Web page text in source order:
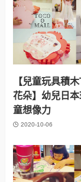
【兒童玩具積
花朵】幼兒日
童想像力
2020-10-06